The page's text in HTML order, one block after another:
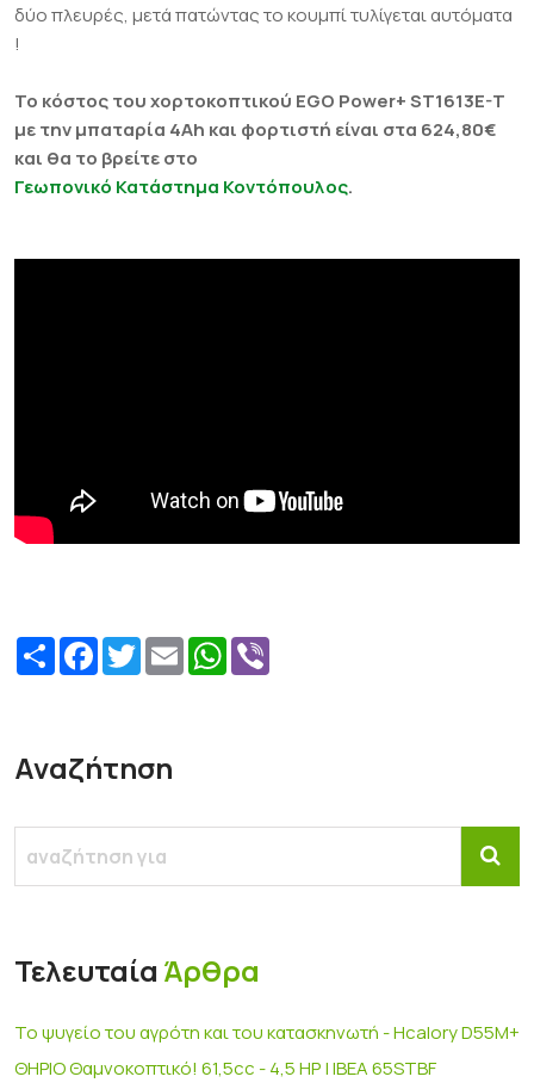
δύο πλευρές, μετά πατώντας το κουμπί τυλίγεται αυτόματα
!
Το κόστος του χορτοκοπτικού EGO Power+ ST1613E-T
με την μπαταρία 4Ah και φορτιστή είναι στα 624,80€
και θα το βρείτε στο
Γεωπονικό Κατάστημα Κοντόπουλος.
ShareFacebook
TwitterEmailWhatsApp
Αναζήτηση
Τελευταία Άρθρα
Το ψυγείο του αγρότη και του κατασκηνωτή - Hcalory D55M+
ΘΗΡΙΟ Θαμνοκοπτικό! 61,5cc - 4,5 HP | IBEA 65STBF